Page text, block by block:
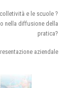
e le scuole ?
nella diffusione della
pratica?
aziendale